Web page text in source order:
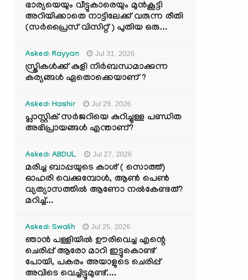
ഭാര്യയെയും വീട്ടുകാരെയും മുൻകൂട്ടി
അറിയിക്കാതെ നാട്ടിലേക്ക് വരുന്ന രീതി
(സർപ്രൈസ് വിസിറ്റ് ) പുതിയ ഒരു...
Asked: Rayyan Jul 31, 2026
സ്ത്രികൾക്ക് കുളി നിർബന്ധമാക്കുന്ന
കര്യങ്ങൾ ഏതൊക്കെയാണ് ?
Asked: Hashir Jul 29, 2026
പ്ലാസ്റ്റിക് സർജറിയെ കുറിച്ചുള്ള പണ്ഡിത
അഭിപ്രായങ്ങൾ എന്താണ്?
Asked: ABDUL Jul 27, 2026
മരിച്ച ബാപ്പയുടെ കാശ് ( സൊത്ത്)
ഓഹരി വെക്കുമ്പോൾ, ആണ്‍ പെണ്‍
വ്യത്യാസത്തില്‍ ആണോ നല്‍കേണ്ടത്?
മറിച്ച്...
Asked: Swalih Jul 25, 2026
ഞാൻ പള്ളിയിൽ ഊരിവെച്ച എന്റെ
ചെരിപ്പ് ആരോ മാറി ഇട്ടുകൊണ്ട്
പോയി, പകരം അയാളുടെ ചെരിപ്പ്
അവിടെ വെച്ചിട്ടുമുണ്ട്....